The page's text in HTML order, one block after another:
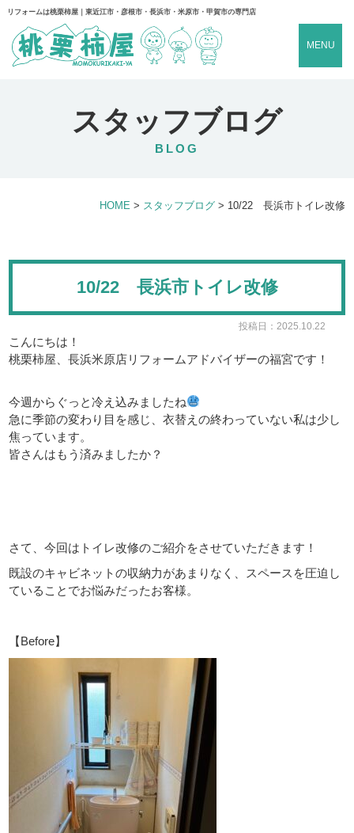
リフォームは桃栗柿屋｜東近江市・彦根市・長浜市・米原市・甲賀市の専門店
MENU
スタッフブログ
BLOG
HOME > スタッフブログ> 10/22 長浜市トイレ改修
10/22 長浜市トイレ改修
投稿日：2025.10.22
こんにちは！
桃栗柿屋、長浜米原店リフォームアドバイザーの福宮です！
今週からぐっと冷え込みましたね
急に季節の変わり目を感じ、衣替えの終わっていない私は少し
焦っています。
皆さんはもう済みましたか？
さて、今回はトイレ改修のご紹介をさせていただきます！
既設のキャビネットの収納力があまりなく、スペースを圧迫し
ていることでお悩みだったお客様。
【Before】